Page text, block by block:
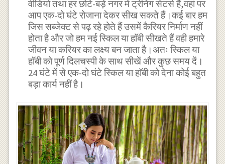
वीडियो तथा हर छोटे-बड़े नगर में ट्रेनिंग सेंटर्स हैं,वहां पर
आप एक-दो घंटे रोजाना देकर सीख सकते हैं।कई बार हम
जिस सब्जेक्ट से पढ़ रहे होते हैं उसमें कैरियर निर्माण नहीं
होता है और जो हम नई स्किल या हाॅबी सीखते हैं वही हमारे
जीवन या करियर का लक्ष्य बन जाता है।अतः स्किल या
हॉबी को पूर्ण दिलचस्पी के साथ सीखें और कुछ समय दें।
24 घंटे में से एक-दो घंटे स्किल या हाॅबी को देना कोई बहुत
बड़ा कार्य नहीं है।